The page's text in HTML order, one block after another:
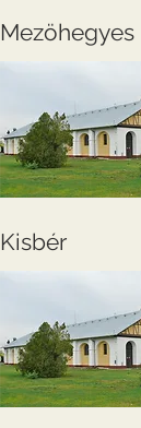
Mezöhegyes
Kisbér